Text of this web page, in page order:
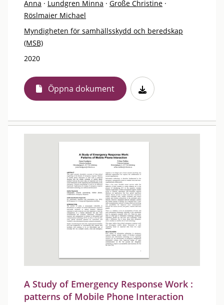
Anna · Lundgren Minna · Große Christine ·
Röslmaier Michael
Myndigheten för samhällsskydd och beredskap
(MSB)
2020
Öppna dokument
A Study of Emergency Response Work :
patterns of Mobile Phone Interaction